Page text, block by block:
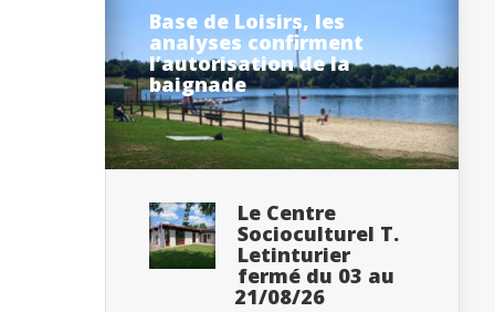
Base de Loisirs, les
analyses confirment
l’autorisation de la
baignade
Le Centre
Socioculturel T.
Letinturier
fermé du 03 au
21/08/26